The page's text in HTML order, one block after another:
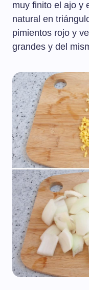
muy finito el ajo y
natural en
pimientos rojo y
grandes y del